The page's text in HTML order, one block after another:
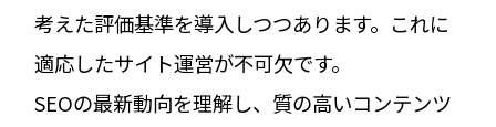
考えた評価基準を導入しつつあります。これに
適応したサイト運営が不可欠です。
SEOの最新動向を理解し、質の高いコンテンツ